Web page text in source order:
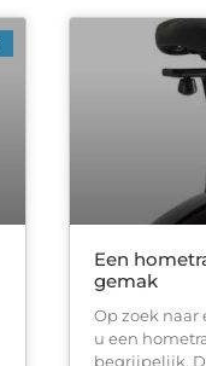
Een
gemak
Op zoek naar
u een
begrijpelijk.